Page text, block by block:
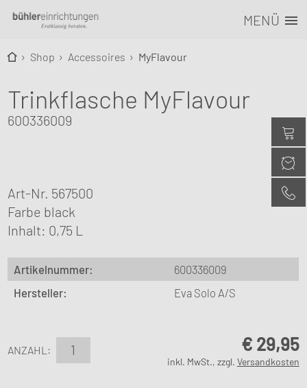
MENÜ
Shop Accessoires MyFlavour
Trinkflasche MyFlavour
600336009
Art-Nr. 567500
Farbe black
Inhalt: 0,75 L
Artikelnummer:
600336009
Hersteller:
Eva Solo A/S
ANZAHL: € 29,95
inkl. MwSt., zzgl. Versandkosten